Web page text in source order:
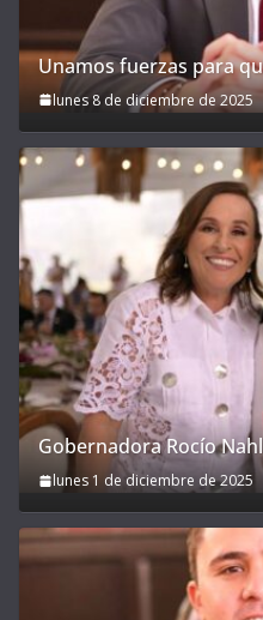
Unamos fuerzas para
lunes 8 de diciembre de 2025
Gobernadora Rocío
lunes 1 de diciembre de 2025